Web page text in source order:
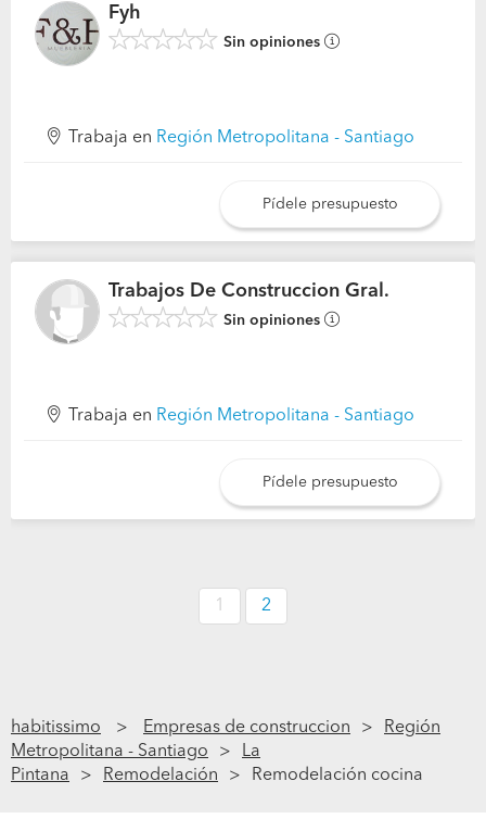
Fyh
Sin opiniones
Trabaja en Región Metropolitana - Santiago
Pídele presupuesto
Trabajos De Construccion Gral.
Sin opiniones
Trabaja en Región Metropolitana - Santiago
Pídele presupuesto
1 2
habitissimo Empresas de construccion
Región
Metropolitana - Santiago
La
Pintana
Remodelación Remodelación cocina